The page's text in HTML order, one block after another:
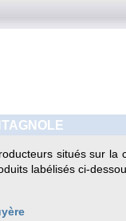
situés sur la
labélisés ci-